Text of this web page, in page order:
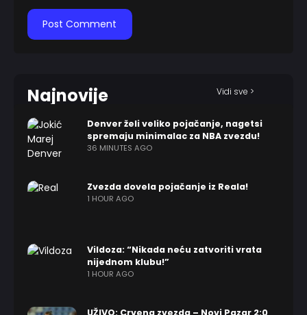
Najnovije Vidi sve >
Denver želi veliko pojačanje, nagetsi
spremaju minimalac za NBA zvezdu!
36 MINUTES AGO
Zvezda dovela pojačanje iz Reala!
1 HOUR AGO
Vildoza: “Nikada neću zatvoriti vrata
nijednom klubu!”
1 HOUR AGO